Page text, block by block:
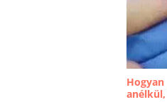
anélkül,